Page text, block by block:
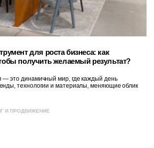
для роста бизнеса: как
получить желаемый результат?
— это динамичный мир, где каждый день
технологии и материалы, меняющие облик
И ПРОДВИЖЕНИЕ